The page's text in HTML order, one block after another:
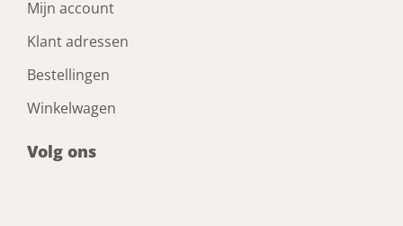
Mijn account
Klant adressen
Bestellingen
Winkelwagen
Volg ons